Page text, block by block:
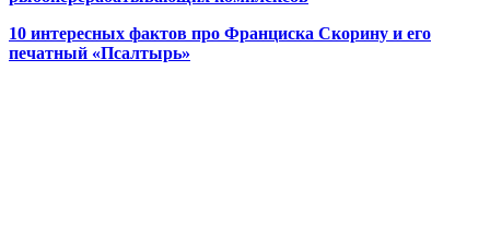
10 интересных фактов про Франциска Скорину и его
печатный «Псалтырь»